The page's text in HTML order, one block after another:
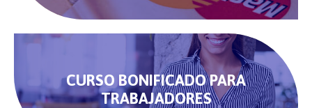
CURSO BONIFICADO PARA
TRABAJADORES